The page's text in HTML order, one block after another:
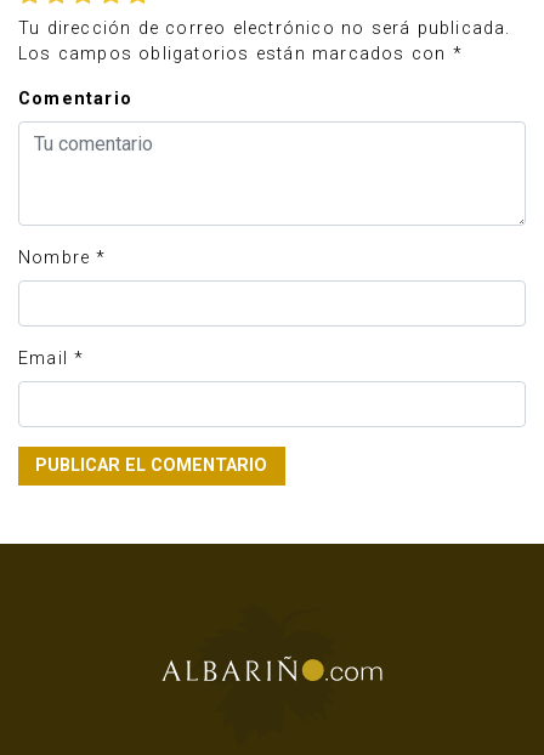
Tu dirección de correo electrónico no será publicada.
Los campos obligatorios están marcados con *
Comentario
Nombre *
Email *